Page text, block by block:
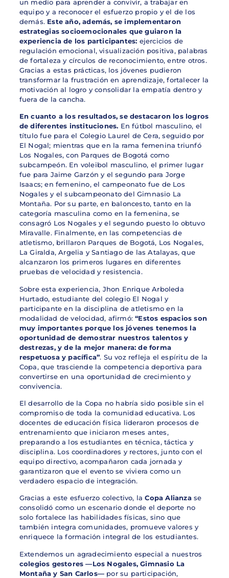
un medio para aprender a convivir, a trabajar en
equipo y a reconocer el esfuerzo propio y el de los
demás. Este año, además, se implementaron
estrategias socioemocionales que guiaron la
experiencia de los participantes: ejercicios de
regulación emocional, visualización positiva, palabras
de fortaleza y círculos de reconocimiento, entre otros.
Gracias a estas prácticas, los jóvenes pudieron
transformar la frustración en aprendizaje, fortalecer la
motivación al logro y consolidar la empatía dentro y
fuera de la cancha.
En cuanto a los resultados, se destacaron los logros
de diferentes instituciones. En fútbol masculino, el
título fue para el Colegio Laurel de Cera, seguido por
El Nogal; mientras que en la rama femenina triunfó
Los Nogales, con Parques de Bogotá como
subcampeón. En voleibol masculino, el primer lugar
fue para Jaime Garzón y el segundo para Jorge
Isaacs; en femenino, el campeonato fue de Los
Nogales y el subcampeonato del Gimnasio La
Montaña. Por su parte, en baloncesto, tanto en la
categoría masculina como en la femenina, se
consagró Los Nogales y el segundo puesto lo obtuvo
Miravalle. Finalmente, en las competencias de
atletismo, brillaron Parques de Bogotá, Los Nogales,
La Giralda, Argelia y Santiago de las Atalayas, que
alcanzaron los primeros lugares en diferentes
pruebas de velocidad y resistencia.
Sobre esta experiencia, Jhon Enrique Arboleda
Hurtado, estudiante del colegio El Nogal y
participante en la disciplina de atletismo en la
modalidad de velocidad, afirmó:“Estos espacios son
muy importantes porque los jóvenes tenemos la
oportunidad de demostrar nuestros talentos y
destrezas, y de la mejor manera: de forma
respetuosa y pacífica”. Su voz refleja el espíritu de la
Copa, que trasciende la competencia deportiva para
convertirse en una oportunidad de crecimiento y
convivencia.
El desarrollo de la Copa no habría sido posible sin el
compromiso de toda la comunidad educativa. Los
docentes de educación física lideraron procesos de
entrenamiento que iniciaron meses antes,
preparando a los estudiantes en técnica, táctica y
disciplina. Los coordinadores y rectores, junto con el
equipo directivo, acompañaron cada jornada y
garantizaron que el evento se viviera como un
verdadero espacio de integración.
Gracias a este esfuerzo colectivo, laCopa Alianzase
consolidó como un escenario donde el deporte no
solo fortalece las habilidades físicas, sino que
también integra comunidades, promueve valores y
enriquece la formación integral de los estudiantes.
Extendemos un agradecimiento especial a nuestros
colegios gestores —Los Nogales, Gimnasio La
Montaña y San Carlos—por su participación,